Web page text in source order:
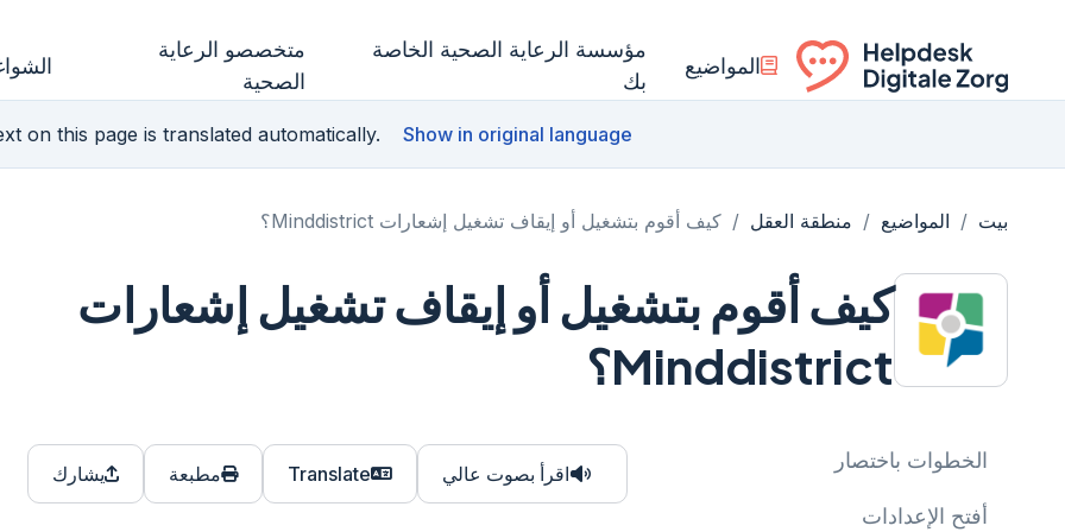
Ga naar de homepagina
المواضيع
مؤسسة الرعاية الصحية الخاصة
بك
متخصصو الرعاية
الصحية
on this page is translated automatically. Show in original language
بيت / المواضيع / منطقة العقل / كيف أقوم بتشغيل أو إيقاف تشغيل إشعارات Minddistrict؟
كيف أقوم بتشغيل أو إيقاف تشغيل إشعارات
Minddistrict؟
الخطوات باختصار
أفتح الإعدادات
اقرأ بصوت عالي Translate مطبعة يشارك